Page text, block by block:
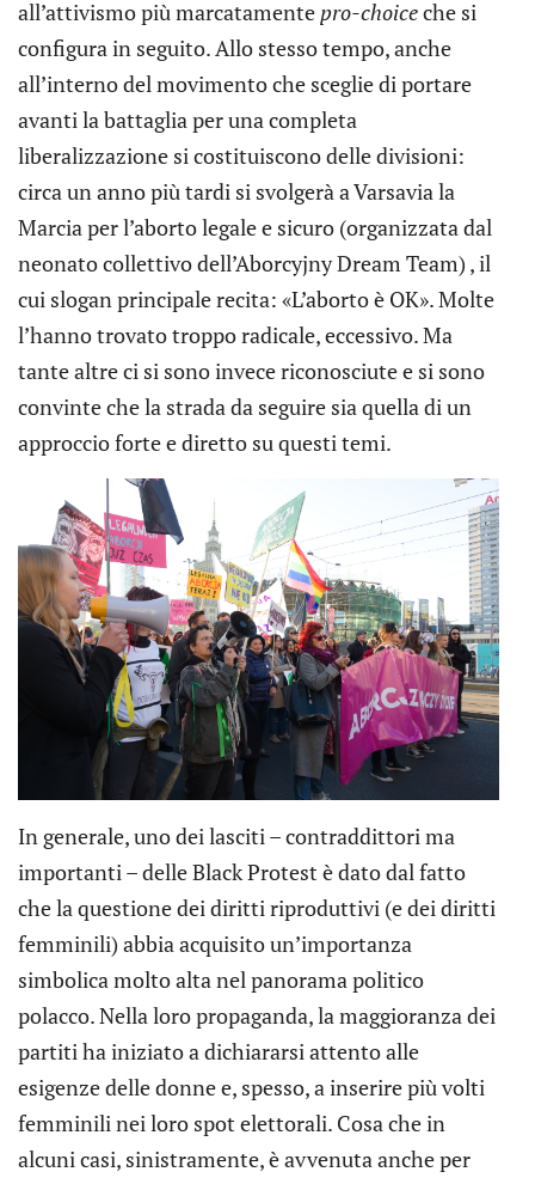
all’attivismo più marcatamente pro-choiceche si
configura in seguito. Allo stesso tempo, anche
all’interno del movimento che sceglie di portare
avanti la battaglia per una completa
liberalizzazione si costituiscono delle divisioni:
circa un anno più tardi si svolgerà a Varsavia la
Marcia per l’aborto legale e sicuro (organizzata dal
neonato collettivo dell’Aborcyjny Dream Team) , il
cui slogan principale recita: «L’aborto è OK». Molte
l’hanno trovato troppo radicale, eccessivo. Ma
tante altre ci si sono invece riconosciute e si sono
convinte che la strada da seguire sia quella di un
approccio forte e diretto su questi temi.
In generale, uno dei lasciti – contraddittori ma
importanti – delle Black Protest è dato dal fatto
che la questione dei diritti riproduttivi (e dei diritti
femminili) abbia acquisito un’importanza
simbolica molto alta nel panorama politico
polacco. Nella loro propaganda, la maggioranza dei
partiti ha iniziato a dichiararsi attento alle
esigenze delle donne e, spesso, a inserire più volti
femminili nei loro spot elettorali. Cosa che in
alcuni casi, sinistramente, è avvenuta anche per